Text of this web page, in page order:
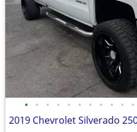
• • • • • • • • • • •
2019 Chevrolet Silverado